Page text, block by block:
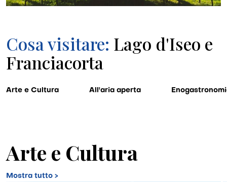
Cosa visitare: Lago d'Iseo e
Franciacorta
Arte e Cultura All'aria aperta
Arte e Cultura
Mostra tutto >